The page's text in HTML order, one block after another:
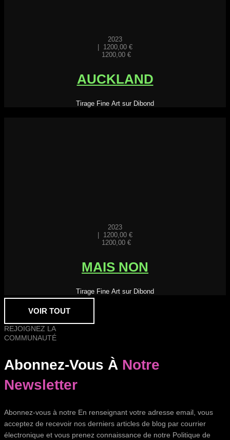
2023
1200,00 €
1200,00 €
AUCKLAND
Tirage Fine Art sur Dibond
2023
1200,00 €
1200,00 €
MAIS NON
Tirage Fine Art sur Dibond
VOIR TOUT
REJOIGNEZ LA
COMMUNAUTÉ
Abonnez-Vous À Notre
Newsletter
Abonnez-vous à notre En renseignant votre adresse email, vous
acceptez de recevoir nos derniers articles de blog par courrier
électronique et vous prenez connaissance de notre Politique de